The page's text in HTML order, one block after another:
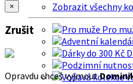
Zobrazit všechny
Pro
×
Zrušit
Opravdu chceš vyjmout